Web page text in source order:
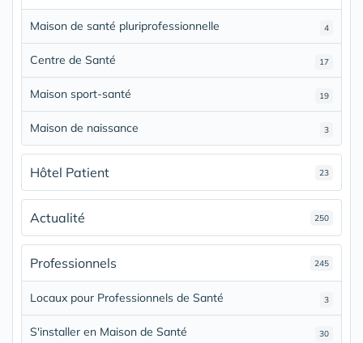
Maison de santé pluriprofessionnelle 4
Centre de Santé 17
Maison sport-santé 19
Maison de naissance 3
Hôtel Patient 23
Actualité 250
Professionnels 245
Locaux pour Professionnels de Santé 3
S'installer en Maison de Santé 30